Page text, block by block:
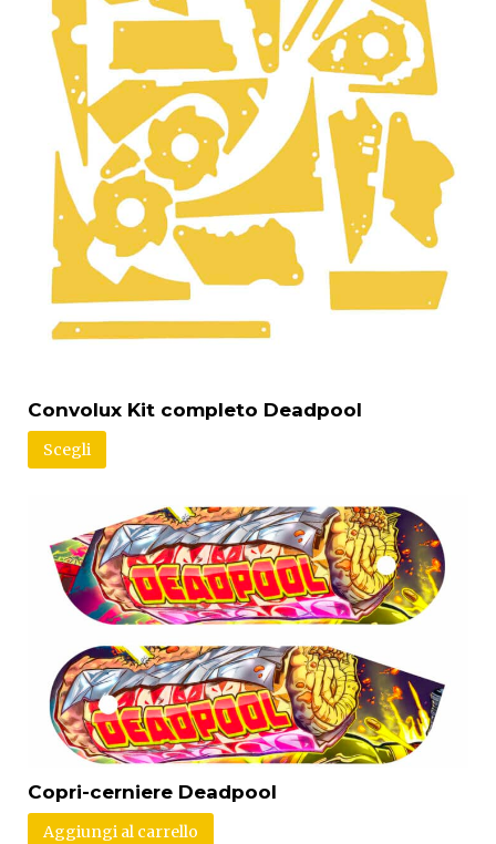
Convolux Kit completo Deadpool
Scegli
Copri-cerniere Deadpool
Aggiungi al carrello